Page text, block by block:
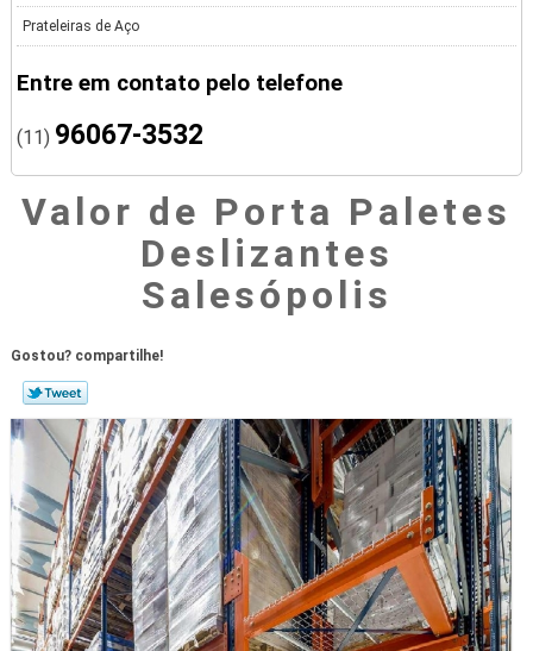
Prateleiras de Aço
Entre em contato pelo telefone
(11) 96067-3532
Valor de Porta Paletes
Deslizantes
Salesópolis
Gostou? compartilhe!